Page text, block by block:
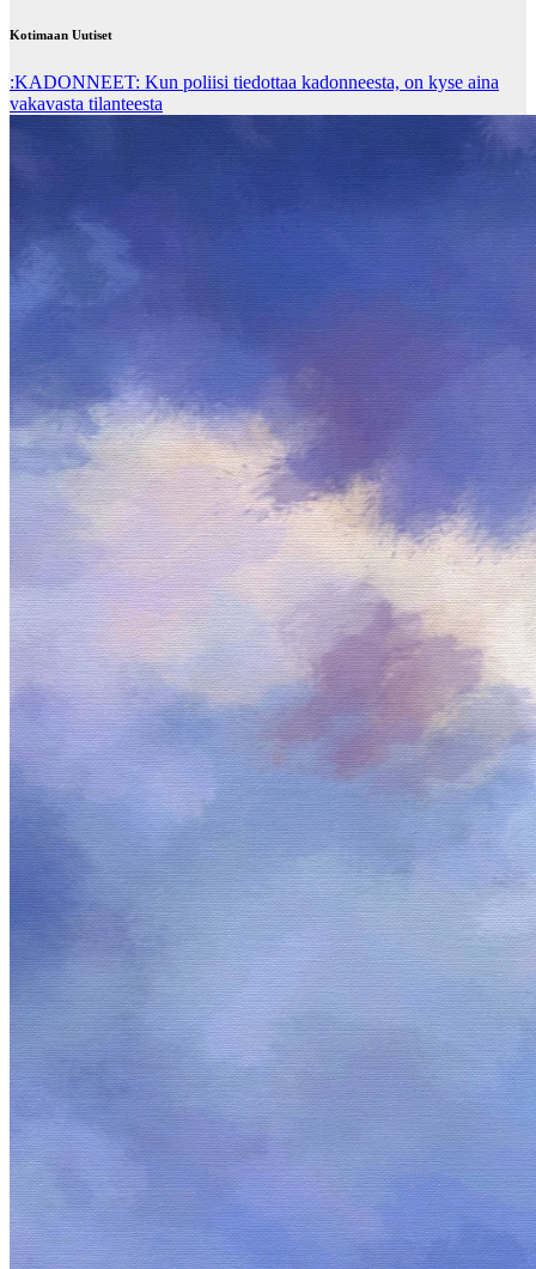
Kotimaan Uutiset
:KADONNEET: Kun poliisi tiedottaa kadonneesta, on kyse aina
vakavasta tilanteesta